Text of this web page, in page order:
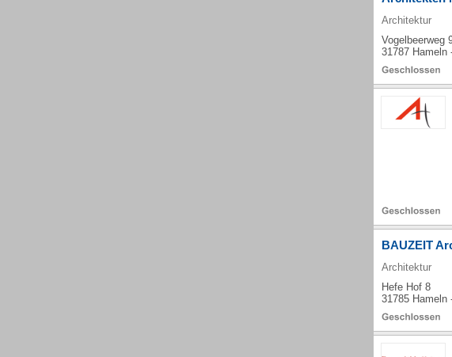
Architektur
Vogelbeerweg
31787 Hameln
BAUZEIT
Architektur
Hefe Hof 8
31785 Hameln